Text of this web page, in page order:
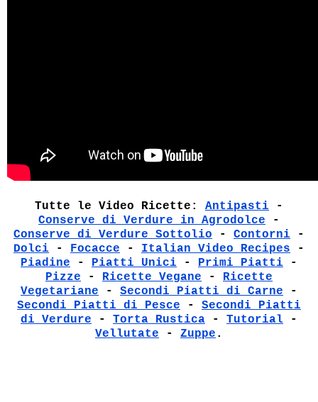
Tutte le Video Ricette: Antipasti -
Conserve di Verdure in Agrodolce -
Conserve di Verdure Sottolio - Contorni -
Dolci - Focacce - Italian Video Recipes -
Piadine - Piatti Unici - Primi Piatti -
Pizze - Ricette Vegane - Ricette
Vegetariane - Secondi Piatti di Carne -
Secondi Piatti di Pesce - Secondi Piatti
di Verdure - Torta Rustica - Tutorial -
Vellutate - Zuppe .